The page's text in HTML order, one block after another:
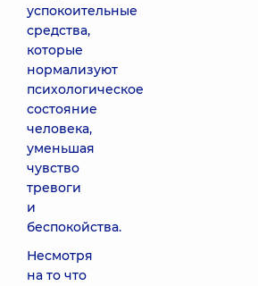
успокоительные
средства,
которые
нормализуют
психологическое
состояние
человека,
уменьшая
чувство
тревоги
и
беспокойства.
Несмотря
на то что